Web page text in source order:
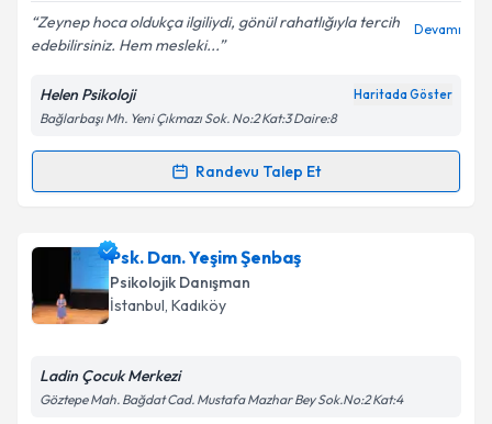
Kişisel verilerimin işlenmesine ilişkin
Aydınlatma
Metni'ni okudum ve kişisel verilerimin belirtilen
kapsamda işlenmesini kabul ediyorum.
Zeynep hoca oldukça ilgiliydi, gönül rahatlığıyla tercih
edebilirsiniz. Hem mesleki...
Devamı
Helen Psikoloji Haritada Göster
Bağlarbaşı Mh. Yeni Çıkmazı Sok. No:2 Kat:3 Daire:8
Randevu Talep Et
Randevu Takvimi Talebi
Uzm. Psk. Zeynep Kemeçiçin randevu takvimi talebi
oluşturun. Size bu uzmandan randevu almanız için bir
takvim hazırlandığında e-posta ile bilgilendireceğiz.
Psk. Dan. Yeşim Şenbaş
Psikolojik Danışman
İstanbul, Kadıköy
Ladin Çocuk Merkezi
Göztepe Mah. Bağdat Cad. Mustafa Mazhar Bey Sok.No:2 Kat:4